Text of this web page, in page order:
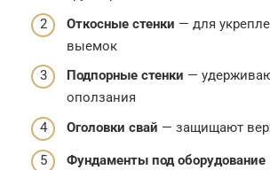
Откосные стенки — для
выемок
Подпорные стенки —
оползания
Оголовки свай — защищают
Фундаменты под оборудование